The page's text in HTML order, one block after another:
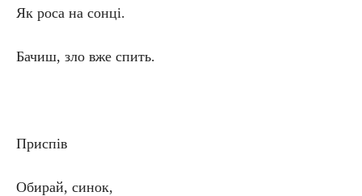
Як роса на сонці.
Бачиш, зло вже спить.
Приспів
Обирай, синок,